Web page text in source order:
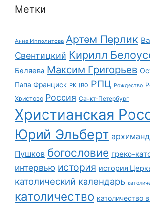
Метки
Анна Ипполитова Артем Перлик
Свентицкий Кирилл
Беляева Максим Григорьев
Папа Франциск РКЦВО РПЦ Рождество
Христово Россия Санкт-Петербург
Христианская
Юрий Эльберт
Пушков богословие греко-
интервью история история
католический календарь
католичество католичество